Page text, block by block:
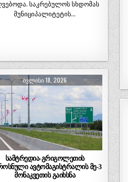
საკრებულოს სხდომას
მუნიციპალიტეტის…
ᲘᲕᲚᲘᲡᲘ 18, 2026
სამტრედია-გრიგოლეთის
ავტომაგისტრალის მე-3
მონაკვეთის გაიხსნა